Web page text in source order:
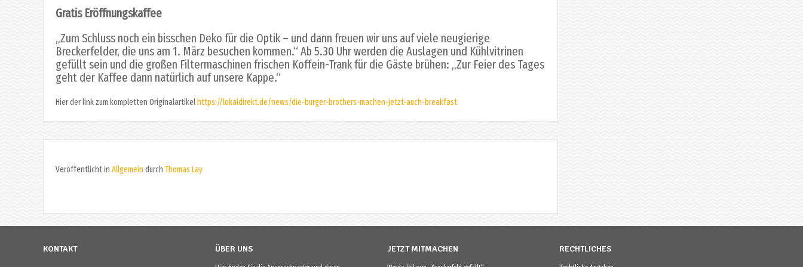
Gratis Eröffnungskaffee
„Zum Schluss noch ein bisschen Deko für die Optik – und dann freuen wir uns auf viele neugierige
Breckerfelder, die uns am 1. März besuchen kommen.“ Ab 5.30 Uhr werden die Auslagen und Kühlvitrinen
gefüllt sein und die großen Filtermaschinen frischen Koffein-Trank für die Gäste brühen: „Zur Feier des Tages
geht der Kaffee dann natürlich auf unsere Kappe.“
Hier der link zum kompletten Originalartikel https://lokaldirekt.de/news/die-burger-brothers-machen-jetzt-auch-breakfast
Veröffentlicht in Allgemein durch Thomas Lay
KONTAKT ÜBER UNS JETZT MITMACHEN RECHTLICHES